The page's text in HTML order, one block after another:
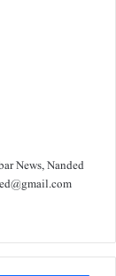
News, Nanded